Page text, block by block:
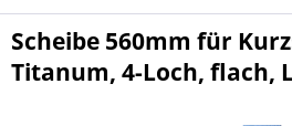
Scheibe 560mm für
Titanum, 4-Loch, flach,